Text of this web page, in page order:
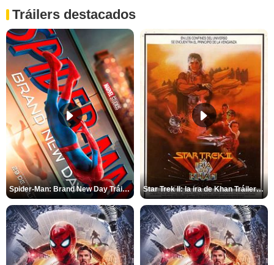
Tráilers destacados
Spider-Man: Brand New Day Tráiler (3) Star Trek II: la ira de Khan Tráiler VO